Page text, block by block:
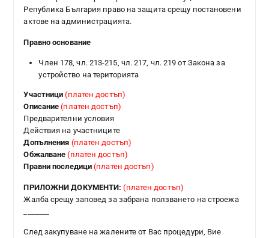
Република България право на защита срещу постановени
актове на администрацията.
Правно основание
Член 178, чл. 213-215, чл. 217, чл. 219 от Закона за
устройство на територията
Участници (платен достъп)
Описание (платен достъп)
Предварителни условия
Действия на участниците
Допълнения (платен достъп)
Обжалване(платен достъп)
Правни последици (платен достъп)
ПРИЛОЖНИ ДОКУМЕНТИ: (платен достъп)
Жалба срещу заповед за забрана ползването на строежа
След закупуване на жалените от Вас процедури, Вие